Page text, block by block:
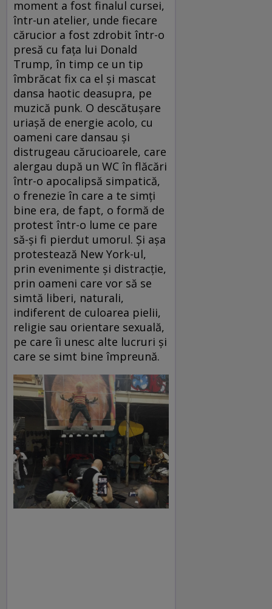
moment a fost finalul cursei,
într-un atelier, unde fiecare
cărucior a fost zdrobit într-o
presă cu fața lui Donald
Trump, în timp ce un tip
îmbrăcat fix ca el și mascat
dansa haotic deasupra, pe
muzică punk. O descătușare
uriașă de energie acolo, cu
oameni care dansau și
distrugeau cărucioarele, care
alergau după un WC în flăcări
într-o apocalipsă simpatică,
o frenezie în care a te simți
bine era, de fapt, o formă de
protest într-o lume ce pare
să-și fi pierdut umorul. Și așa
protestează New York-ul,
prin evenimente și distracție,
prin oameni care vor să se
simtă liberi, naturali,
indiferent de culoarea pielii,
religie sau orientare sexuală,
pe care îi unesc alte lucruri și
care se simt bine împreună.